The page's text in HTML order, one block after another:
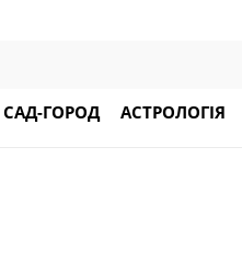
САД-ГОРОД АСТРОЛОГІЯ